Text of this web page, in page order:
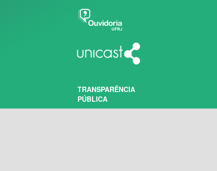
TRANSPARÊNCIA
PÚBLICA